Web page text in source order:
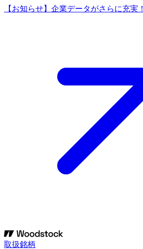
【お知らせ】企業データがさらに充実！
取扱銘柄